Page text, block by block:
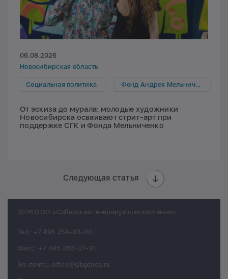
06.08.2026
Новосибирская область
Социальная политика Фонд Андрея Мельниченко
От эскиза до мурала: молодые художники
Новосибирска осваивают стрит-арт при
поддержке СГК и Фонда Мельниченко
Следующая статья
2026 ООО «Сибирская генерирующая компания»
Тел.: +7 495 258-83-00
Факс.: +7 495 363-27-81
Эл. почта.: office@sibgenco.ru